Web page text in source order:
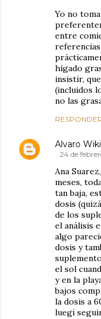
Yo no
entre
hígado
insistir,
(incluidos
no las
Alvaro
24 de
Ana
meses,
tan baja,
dosis
de los
el análisis
algo
dosis y
el sol
y en la
bajos
la dosis a
luegi